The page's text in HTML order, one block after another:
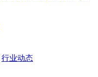
行业动态